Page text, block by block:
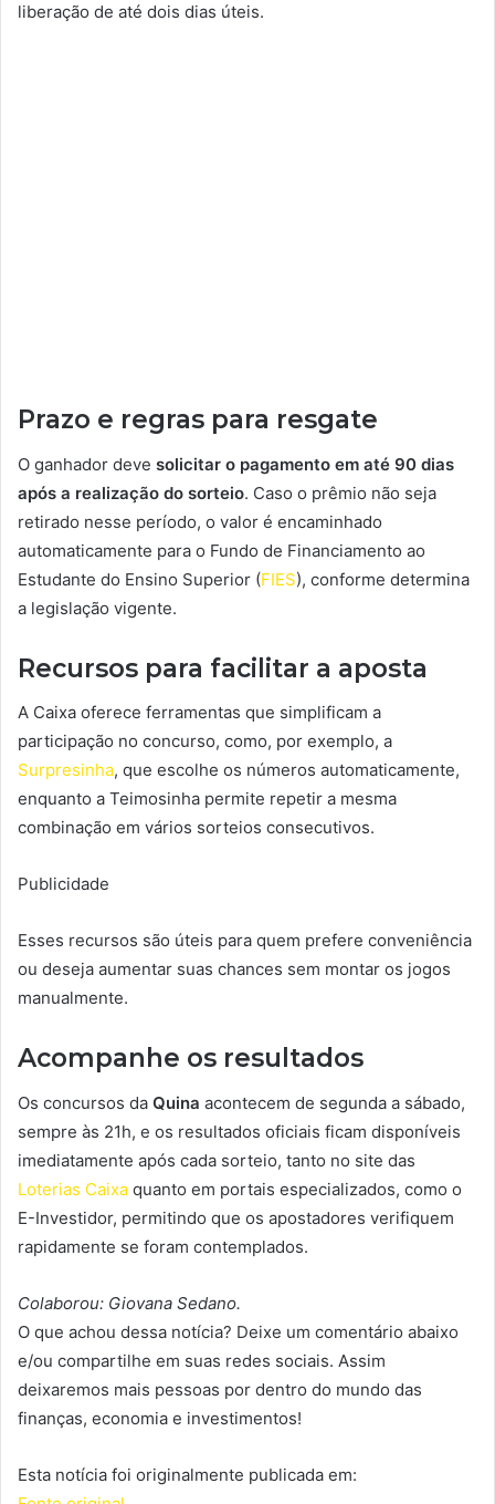
liberação de até dois dias úteis.
Prazo e regras para resgate
O ganhador deve solicitar o pagamento em até 90 dias
após a realização do sorteio. Caso o prêmio não seja
retirado nesse período, o valor é encaminhado
automaticamente para o Fundo de Financiamento ao
Estudante do Ensino Superior (FIES), conforme determina
a legislação vigente.
Recursos para facilitar a aposta
A Caixa oferece ferramentas que simplificam a
participação no concurso, como, por exemplo, a
Surpresinha, que escolhe os números automaticamente,
enquanto a Teimosinha permite repetir a mesma
combinação em vários sorteios consecutivos.
Publicidade
Esses recursos são úteis para quem prefere conveniência
ou deseja aumentar suas chances sem montar os jogos
manualmente.
Acompanhe os resultados
Os concursos da Quina acontecem de segunda a sábado,
sempre às 21h, e os resultados oficiais ficam disponíveis
imediatamente após cada sorteio, tanto no site das
Loterias Caixa quanto em portais especializados, como o
E-Investidor, permitindo que os apostadores verifiquem
rapidamente se foram contemplados.
Colaborou: Giovana Sedano.
O que achou dessa notícia? Deixe um comentário abaixo
e/ou compartilhe em suas redes sociais. Assim
deixaremos mais pessoas por dentro do mundo das
finanças, economia e investimentos!
Esta notícia foi originalmente publicada em: